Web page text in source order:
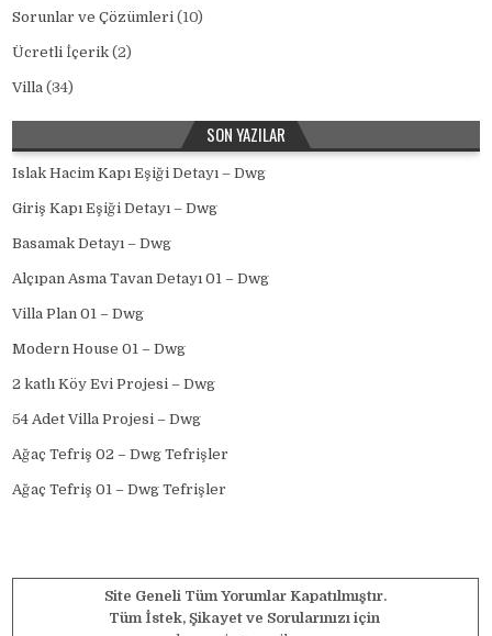
Sorunlar ve Çözümleri (10)
Ücretli İçerik (2)
Villa (34)
SON YAZILAR
Islak Hacim Kapı Eşiği Detayı – Dwg
Giriş Kapı Eşiği Detayı – Dwg
Basamak Detayı – Dwg
Alçıpan Asma Tavan Detayı 01 – Dwg
Villa Plan 01 – Dwg
Modern House 01 – Dwg
2 katlı Köy Evi Projesi – Dwg
54 Adet Villa Projesi – Dwg
Ağaç Tefriş 02 – Dwg Tefrişler
Ağaç Tefriş 01 – Dwg Tefrişler
Site Geneli Tüm Yorumlar Kapatılmıştır.
Tüm İstek, Şikayet ve Sorularınızı için